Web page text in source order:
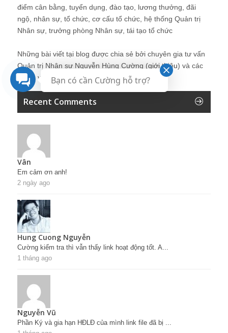
điểm cân bằng, tuyển dụng, đào tạo, lương thưởng, đãi
ngộ, nhân sự, tổ chức, cơ cấu tổ chức, hệ thống Quản trị
Nhân sự, trưởng phòng Nhân sự, tái tạo tổ chức
Những bài viết tại blog được chia sẻ bởi chuyên gia tư vấn
Quản trị Nhân sự Nguyễn Hùng Cường (giới thiệu) và các
thành viên khác trong cộng đồng Nhân sự.
Recent Comments
Vân
Em cảm ơn anh!
2 ngày ago
Hung Cuong Nguyễn
Cường kiểm tra thì vẫn thấy link hoạt động tốt. A...
1 tháng ago
Nguyễn Vũ
Phần Ký và gia hạn HĐLĐ của mình link file đã bị ...
Bạn có cần Cường hỗ trợ?